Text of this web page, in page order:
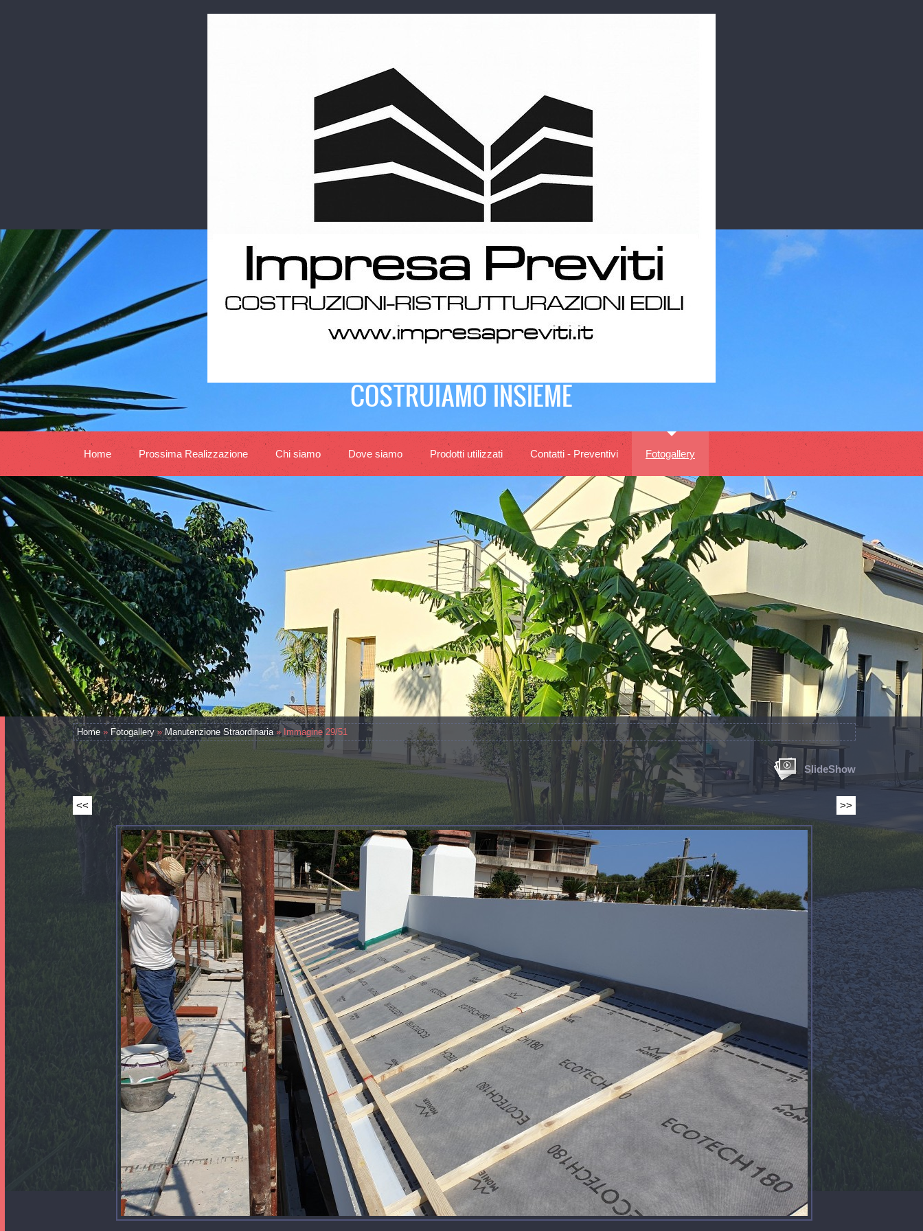
COSTRUIAMO INSIEME
Home Prossima Realizzazione Chi siamo Dove siamo Prodotti utilizzati Contatti - Preventivi Fotogallery
Home»Fotogallery»Manutenzione Straordinaria» Immagine 29/51
SlideShow
<< >>